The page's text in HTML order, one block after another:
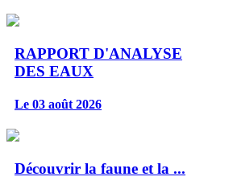
RAPPORT D'ANALYSE
DES EAUX
Le 03 août 2026
Découvrir la faune et la ...